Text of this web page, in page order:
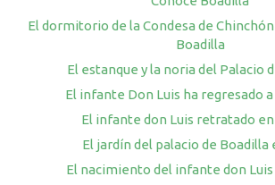
El dormitorio de la Condesa de
Boadilla
El estanque y la noria del Palacio
El infante Don Luis ha regresado a
El infante don Luis retratado
El jardín del palacio de Boadilla
El nacimiento del infante don